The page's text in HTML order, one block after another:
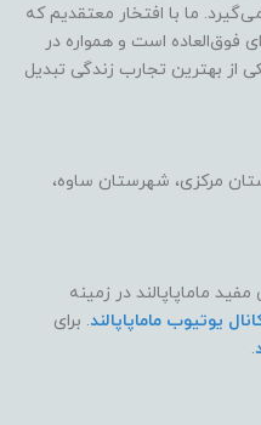
می‌گیرد. ما با افتخار معتقدیم که
فوق‌العاده است و همواره در
از بهترین تجارب زندگی تبدیل
مرکزی، شهرستان ساوه،
ماماپاپالند در زمینه
یوتیوب ماماپاپالند. برای
.